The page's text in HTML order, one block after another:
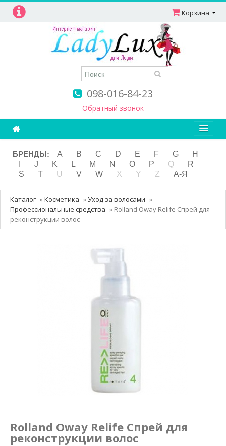
098-016-84-23
Обратный звонок
Корзина
Ароматерапия
Витамины
Детям и мамам
Косметика
Маникюр и педикюр
БРЕНДЫ: A B C D E F G
H
J K L M N O P Q
R
S
T U V W X Y Z А-Я
Каталог »Косметика »Уход за волосами »
Профессиональные средства » Rolland Oway Relife Спрей для
реконструкции волос
Rolland Oway Relife Спрей для
реконструкции волос